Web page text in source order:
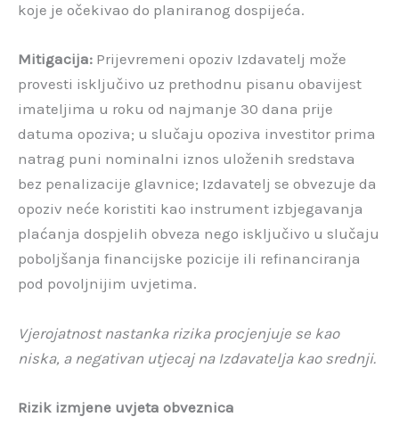
koje je očekivao do planiranog dospijeća.
Mitigacija: Prijevremeni opoziv Izdavatelj može
provesti isključivo uz prethodnu pisanu obavijest
imateljima u roku od najmanje 30 dana prije
datuma opoziva; u slučaju opoziva investitor prima
natrag puni nominalni iznos uloženih sredstava
bez penalizacije glavnice; Izdavatelj se obvezuje da
opoziv neće koristiti kao instrument izbjegavanja
plaćanja dospjelih obveza nego isključivo u slučaju
poboljšanja financijske pozicije ili refinanciranja
pod povoljnijim uvjetima.
Vjerojatnost nastanka rizika procjenjuje se kao
niska, a negativan utjecaj na Izdavatelja kao srednji.
Rizik izmjene uvjeta obveznica